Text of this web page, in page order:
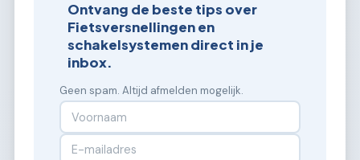
Ontvang de beste tips over
Fietsversnellingen en
schakelsystemen direct in je
inbox.
Geen spam. Altijd afmelden mogelijk.